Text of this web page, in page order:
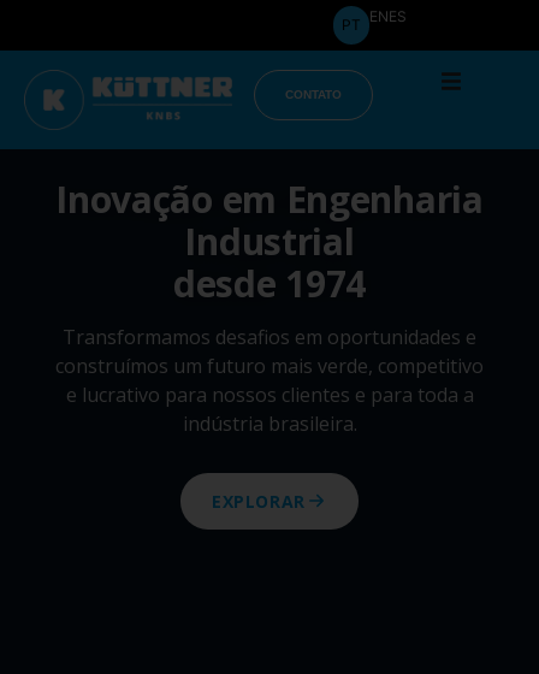
PT ENES
CONTATO
Inovação em Engenharia
Industrial
desde 1974
Transformamos desafios em oportunidades e
construímos um futuro mais verde, competitivo
e lucrativo para nossos clientes e para toda a
indústria brasileira.
EXPLORAR